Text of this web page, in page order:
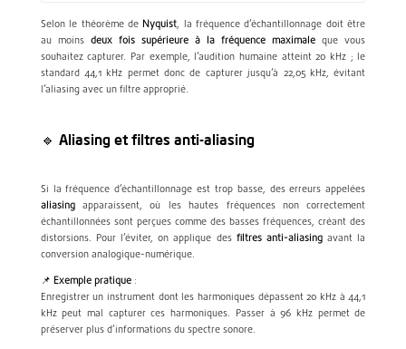
Selon le théorème de Nyquist, la fréquence d’échantillonnage doit être
au moins deux fois supérieure à la fréquence maximale que vous
souhaitez capturer. Par exemple, l’audition humaine atteint 20 kHz ; le
standard 44,1 kHz permet donc de capturer jusqu’à 22,05 kHz, évitant
l’aliasing avec un filtre approprié.
🔹 Aliasing et filtres anti-aliasing
Si la fréquence d’échantillonnage est trop basse, des erreurs appelées
aliasingapparaissent, où les hautes fréquences non correctement
échantillonnées sont perçues comme des basses fréquences, créant des
distorsions. Pour l’éviter, on applique des filtres anti-aliasingavant la
conversion analogique-numérique.
📌 Exemple pratique:
Enregistrer un instrument dont les harmoniques dépassent 20 kHz à 44,1
kHz peut mal capturer ces harmoniques. Passer à 96 kHz permet de
préserver plus d’informations du spectre sonore.